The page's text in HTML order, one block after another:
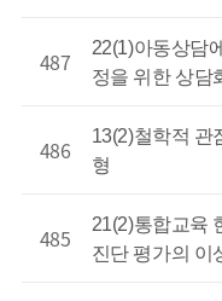
487
22(1)아동상담
정을 위한 상담
486
13(2)철학적 관
형
485
21(2)통합교육
진단 평가의 이